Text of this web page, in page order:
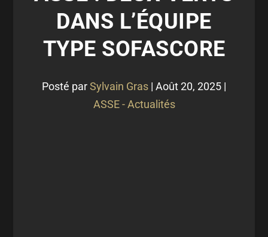
DANS L’ÉQUIPE
TYPE SOFASCORE
Posté parSylvain Gras | Août 20, 2025 |
ASSE - Actualités